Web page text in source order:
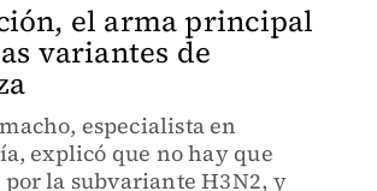
el arma principal
variantes de
especialista en
explicó que no hay que
la subvariante H3N2, y